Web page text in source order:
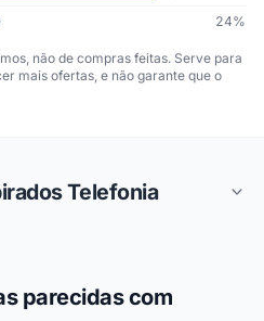
24%
não de compras feitas. Serve para
mais ofertas, e não garante que o
Telefonia
parecidas com